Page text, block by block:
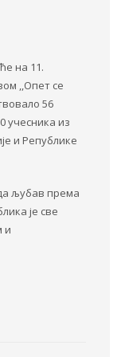
на 11.
,,Опет се
56
учесника из
и Републике
љубав према
је све
и